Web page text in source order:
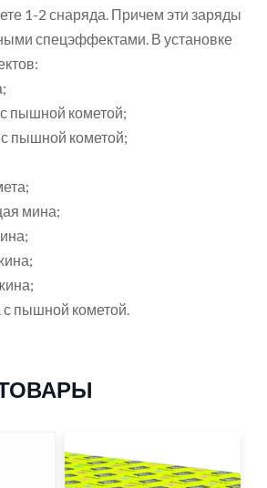
1-2 снаряда. Причем эти заряды
спецэффектами. В установке
пышной кометой;
пышной кометой;
мина;
с пышной кометой.